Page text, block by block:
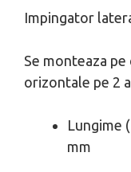
Impingator
Se monteaza
orizontale pe 2
Lungime
mm